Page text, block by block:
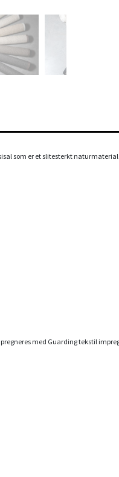
som er et slitesterkt
med Guarding tekstil